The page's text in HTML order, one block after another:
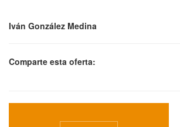
Iván González Medina
Comparte esta oferta: